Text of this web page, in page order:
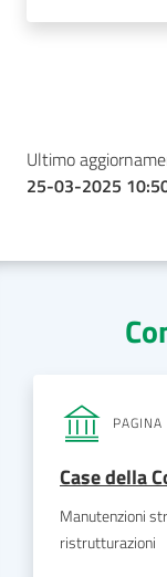
Ultimo
25-03-2025
PAGINA
Case della
Manutenzioni
ristrutturazioni